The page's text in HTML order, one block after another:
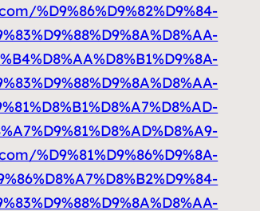
%D9%86%D9%82%D9%84-
%D9%81%D9%86%D9%8A-